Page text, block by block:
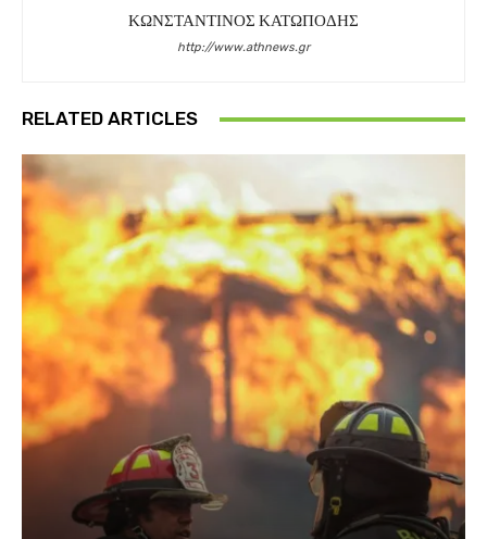
ΚΩΝΣΤΑΝΤΙΝΟΣ ΚΑΤΩΠΟΔΗΣ
http://www.athnews.gr
RELATED ARTICLES